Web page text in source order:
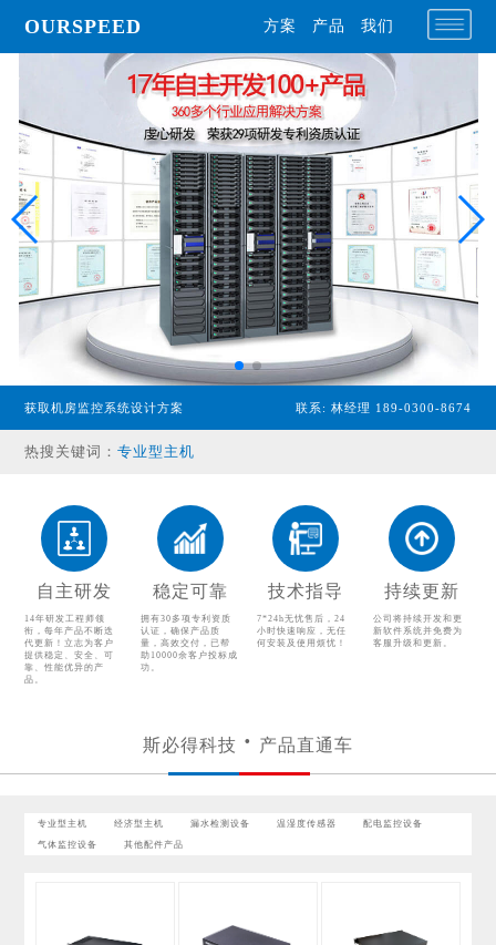
OURSPEED 方案 产品 我们
获取机房监控系统设计方案 联系: 林经理 189-0300-8674
热搜关键词：经济型主机
温湿度传感器
配电监控设备
气体监控设备
其他配件产品
自主研发
14年研发工程师领
衔，每年产品不断迭
代更新！立志为客户
提供稳定、安全、可
靠、性能优异的产
品。
稳定可靠
拥有30多项专利资质
认证，确保产品质
量，高效交付，已帮
助10000余客户投标成
功。
技术指导
7*24h无忧售后，24
小时快速响应，无任
何安装及使用烦忧！
持续更新
公司将持续开发和更
新软件系统并免费为
客服升级和更新。
斯必得科技 产品直通车
专业型主机 经济型主机 漏水检测设备 温湿度传感器 配电监控设备
气体监控设备 其他配件产品